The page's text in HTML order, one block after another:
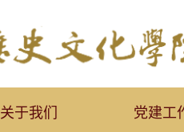
关于我们 党建工